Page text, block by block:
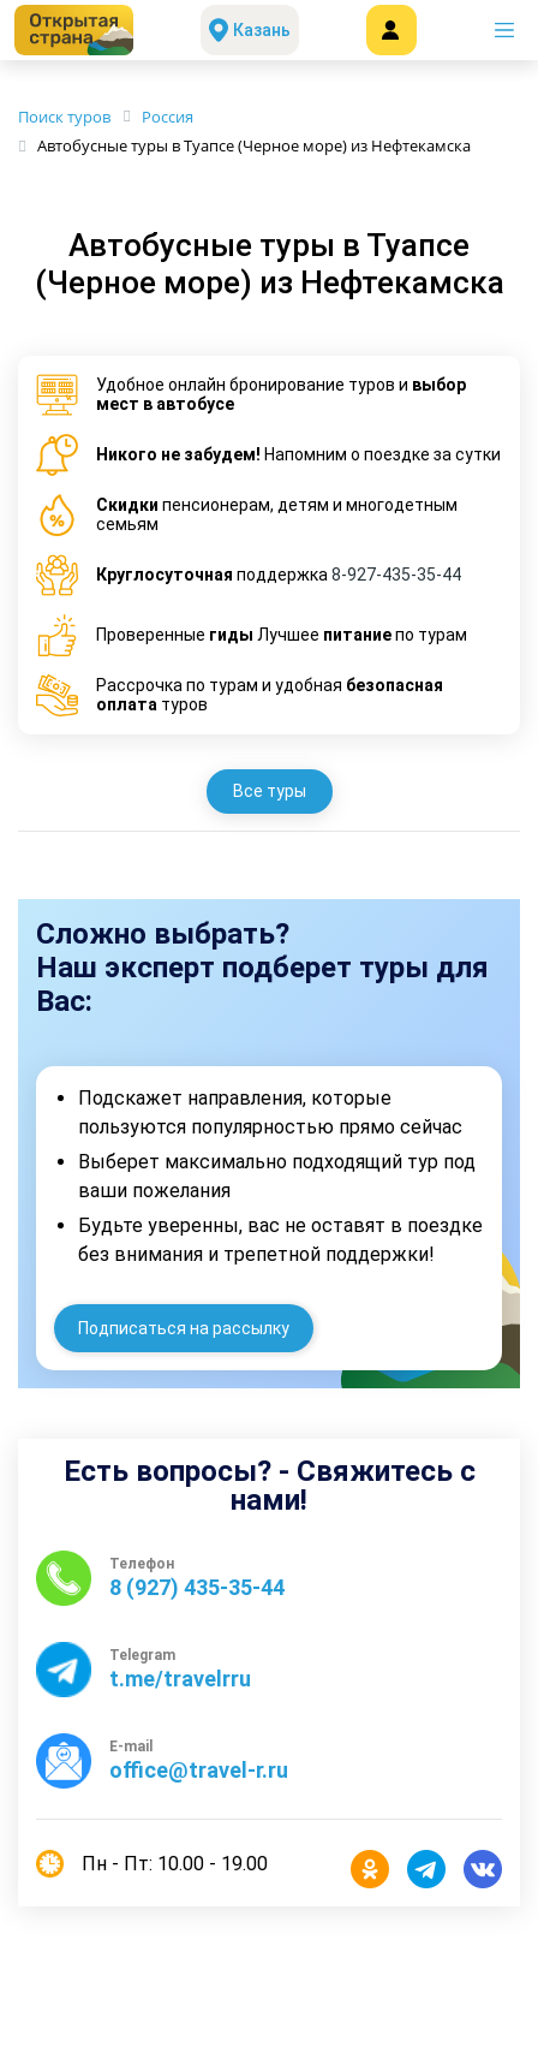
Казань
Поиск туров
Россия
Автобусные туры в Туапсе (Черное море) из Нефтекамска
Автобусные туры в Туапсе
(Черное море) из Нефтекамска
Удобное онлайн бронирование туров и выбор
мест в автобусе
Никого не забудем! Напомним о поездке за сутки
Cкидки пенсионерам, детям и многодетным
семьям
Круглосуточная поддержка 8-927-435-35-44
Проверенные гиды Лучшее питаниепо турам
Рассрочка по турам и удобная безопасная
оплата туров
Все туры
Сложно выбрать?
Наш эксперт подберет туры для
Вас:
Подскажет направления, которые
пользуются популярностью прямо сейчас
Выберет максимально подходящий тур под
ваши пожелания
Будьте уверенны, вас не оставят в поездке
без внимания и трепетной поддержки!
Подписаться на рассылку
Есть вопросы? - Свяжитесь с
нами!
Телефон
8 (927) 435-35-44
Telegram
t.me/travelrru
E-mail
office@travel-r.ru
Пн - Пт: 10.00 - 19.00